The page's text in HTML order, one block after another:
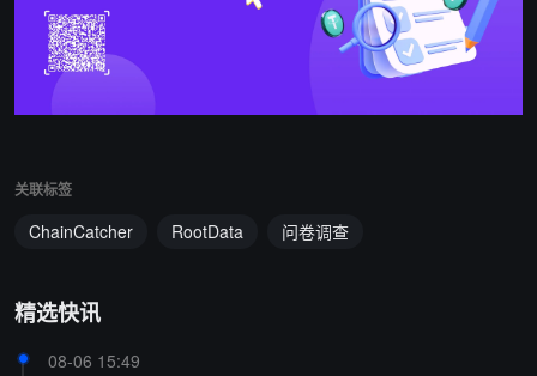
关联标签
ChainCatcher RootData 问卷调查
精选快讯
08-06 15:49